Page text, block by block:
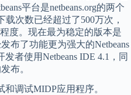
平台是netbeans.org的两个
载次数已经超过了500万次，
度。现在最为稳定的版本是
布了功能更为强大的Netbeans
者使用Netbeans IDE 4.1，同
布。
调试MIDP应用程序。